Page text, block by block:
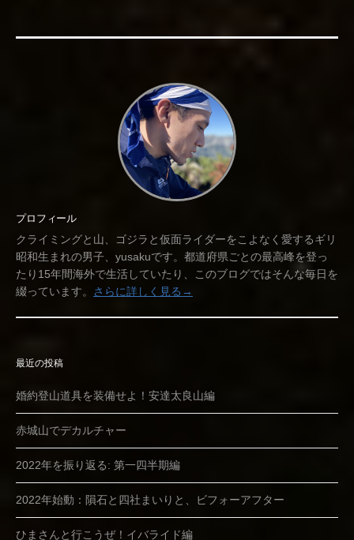
ペ
プロフィール
クライミングと山、ゴジラと仮面ライダーをこよなく愛するギリ
昭和生まれの男子、yusakuです。都道府県ごとの最高峰を登っ
たり15年間海外で生活していたり、このブログではそんな毎日を
綴っています。
さらに詳しく見る→
最近の投稿
婚約登山道具を装備せよ！安達太良山編
赤城山でデカルチャー
2022年を振り返る: 第一四半期編
2022年始動：隕石と四社まいりと、ビフォーアフター
ひまさんと行こうぜ！イバライド編